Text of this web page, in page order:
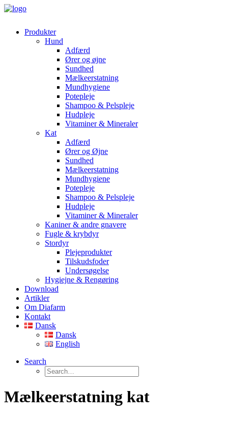
Produkter
Hund
Adfærd
Ører og øjne
Sundhed
Mælkeerstatning
Mundhygiene
Potepleje
Shampoo & Pelspleje
Hudpleje
Vitaminer & Mineraler
Kat
Adfærd
Ører og Øjne
Sundhed
Mælkeerstatning
Mundhygiene
Potepleje
Shampoo & Pelspleje
Hudpleje
Vitaminer & Mineraler
Kaniner & andre gnavere
Fugle & krybdyr
Stordyr
Plejeprodukter
Tilskudsfoder
Undersøgelse
Hygiejne & Rengøring
Download
Artikler
Om Diafarm
Kontakt
Dansk
Dansk
English
Search
Mælkeerstatning kat